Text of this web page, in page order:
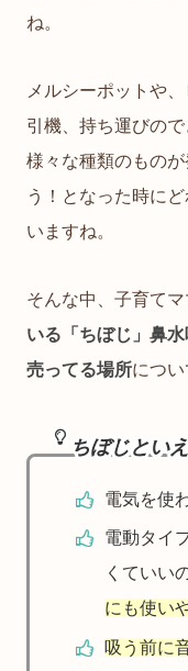
ね。
メルシーポットや
引機、持ち運びの
様々な種類のもの
う！となった時に
いますね。
そんな中、子育て
いる「ちぼじ」鼻
売ってる場所につい
ちぼじとい
電気を使
電動タイ
くていい
にも使い
吸う前に